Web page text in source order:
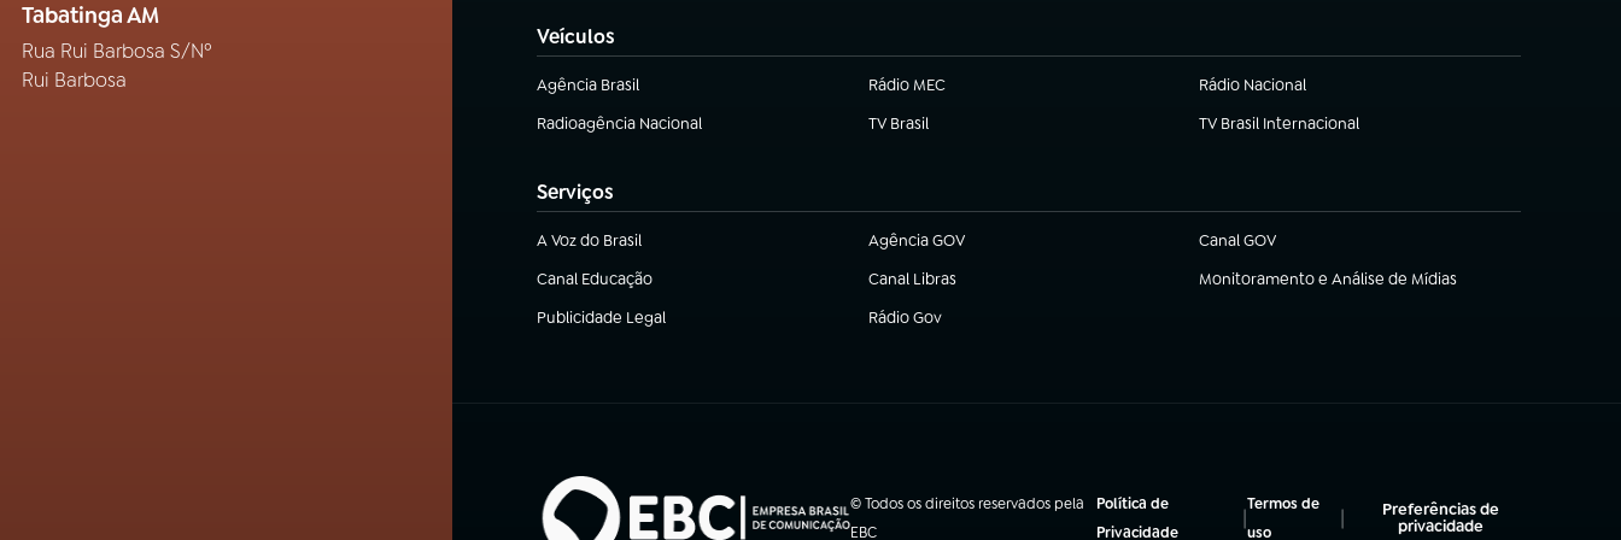
Tabatinga AM
Rua Rui Barbosa S/Nº
Rui Barbosa
Veículos
Agência Brasil
(abre em nova aba) Rádio MEC Rádio Nacional
(abre em nova aba)
Radioagência Nacional
(abre em nova aba) TV Brasil
(abre em nova aba) TV Brasil Internacional
(abre em nova aba)
Serviços
A Voz do Brasil
(abre em nova aba) Agência GOV
(abre em nova aba) Canal GOV
(abre em nova aba)
Canal Educação
(abre em nova aba) Canal Libras
(abre em nova aba) Monitoramento e Análise de Mídias
(abre em nova aba)
Publicidade Legal
(abre em nova aba) Rádio Gov
(abre em nova aba)
© Todos os direitos reservados pela
EBC
Política de
Privacidade
(abre em nova aba) |Termos de
uso
(abre em nova aba)
|
Preferências de
privacidade